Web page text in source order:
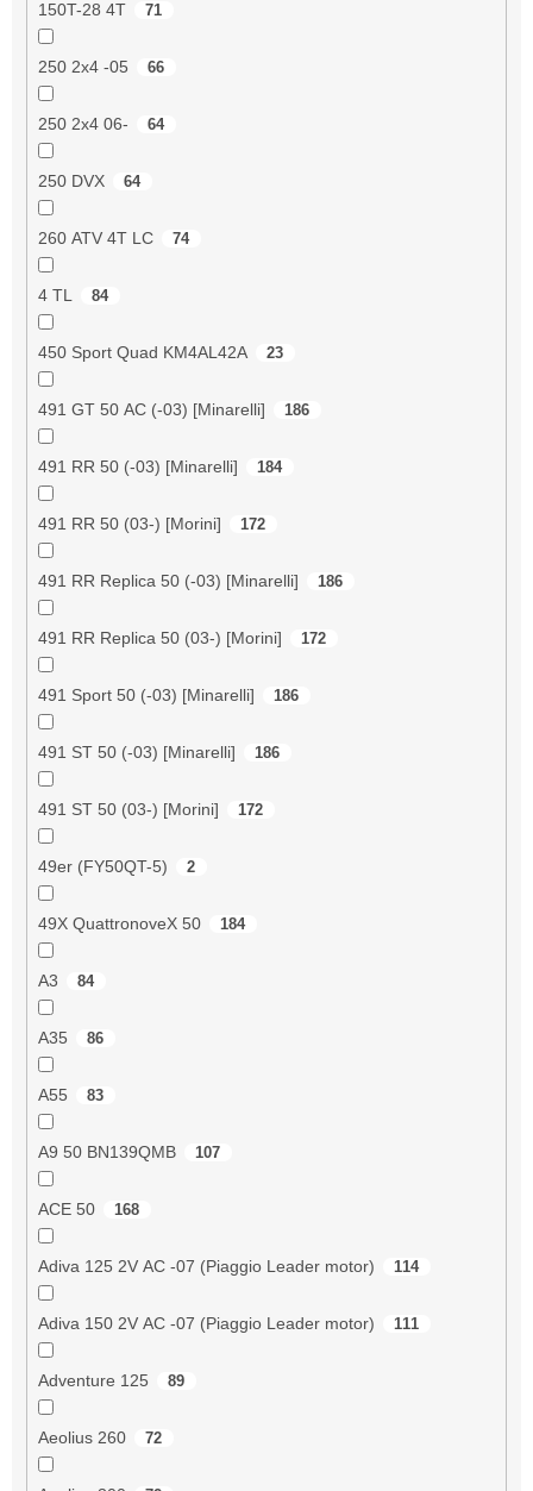
150T-28 4T 71
250 2x4 -05 66
250 2x4 06- 64
250 DVX 64
260 ATV 4T LC 74
4 TL 84
450 Sport Quad KM4AL42A 23
491 GT 50 AC (-03) [Minarelli] 186
491 RR 50 (-03) [Minarelli] 184
491 RR 50 (03-) [Morini] 172
491 RR Replica 50 (-03) [Minarelli] 186
491 RR Replica 50 (03-) [Morini] 172
491 Sport 50 (-03) [Minarelli] 186
491 ST 50 (-03) [Minarelli] 186
491 ST 50 (03-) [Morini] 172
49er (FY50QT-5) 2
49X QuattronoveX 50 184
A3 84
A35 86
A55 83
A9 50 BN139QMB 107
ACE 50 168
Adiva 125 2V AC -07 (Piaggio Leader motor) 114
Adiva 150 2V AC -07 (Piaggio Leader motor) 111
Adventure 125 89
Aeolius 260 72